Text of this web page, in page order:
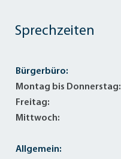
Sprechzeiten
Bürgerbüro:
Montag bis Donnerstag:
Freitag:
Mittwoch:
Allgemein: